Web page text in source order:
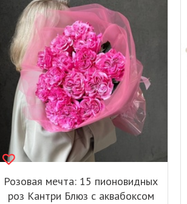
Розовая мечта: 15 пионовидных
роз Кантри Блюз с аквабоксом